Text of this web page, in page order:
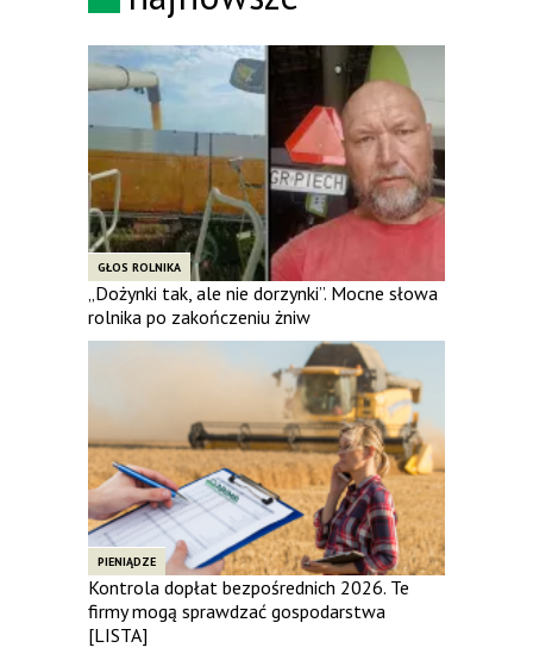
GŁOS ROLNIKA
„Dożynki tak, ale nie dorzynki”. Mocne słowa
rolnika po zakończeniu żniw
PIENIĄDZE
Kontrola dopłat bezpośrednich 2026. Te
firmy mogą sprawdzać gospodarstwa
[LISTA]